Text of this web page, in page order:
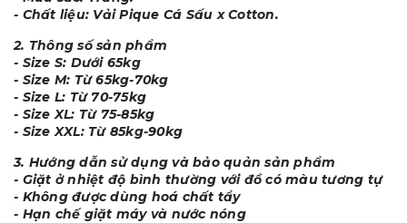
- Chất liệu: Vải Pique Cá Sấu x Cotton.
2. Thông số sản phẩm
- Size S: Dưới 65kg
- Size M: Từ 65kg-70kg
- Size L: Từ 70-75kg
- Size XL: Từ 75-85kg
- Size XXL: Từ 85kg-90kg
3. Hướng dẫn sử dụng và bảo quản sản phẩm
- Giặt ở nhiệt độ bình thường với đồ có màu tương tự
- Không được dùng hoá chất tẩy
- Hạn chế giặt máy và nước nóng